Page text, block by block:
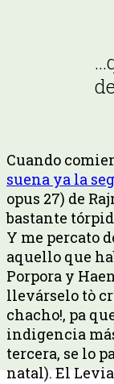
Cuando
suena ya la
opus 27) de
bastante
Y me percato
aquello que
Porpora y
llevárselo tò
chacho!, pa
indigencia
tercera, se lo
natal). El